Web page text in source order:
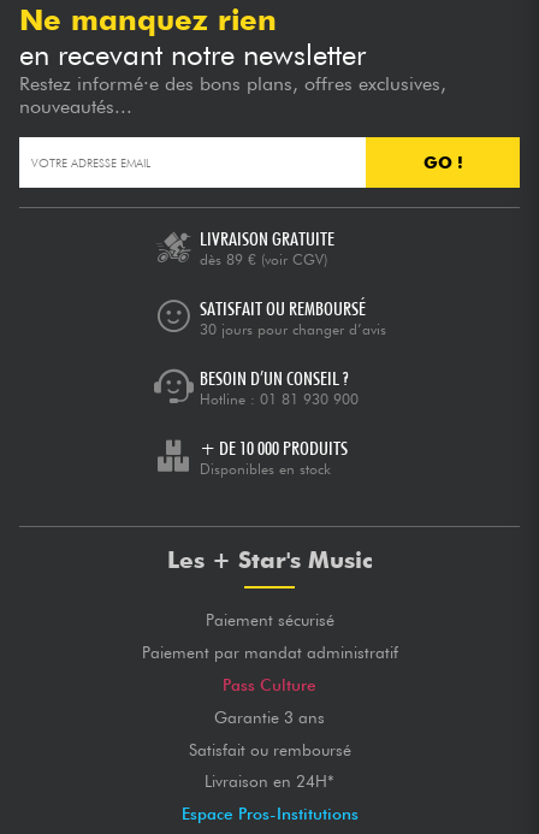
Ne manquez rien
en recevant notre newsletter
Restez informé·e des bons plans, offres exclusives,
nouveautés...
GO !
LIVRAISON GRATUITE
dès 89 € (voir CGV)
SATISFAIT OU REMBOURSÉ
30 jours pour changer d’avis
BESOIN D’UN CONSEIL ?
Hotline : 01 81 930 900
+ DE 10 000 PRODUITS
Disponibles en stock
Les + Star's Music
Paiement sécurisé
Paiement par mandat administratif
Pass Culture
Garantie 3 ans
Satisfait ou remboursé
Livraison en 24H*
Espace Pros-Institutions